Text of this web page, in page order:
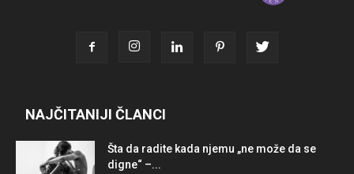
NAJČITANIJI ČLANCI
Šta da radite kada njemu „ne može da se
digne“ –...